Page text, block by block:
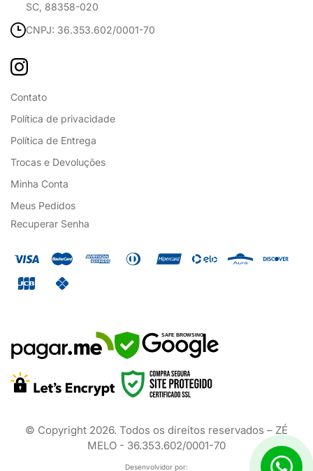
SC, 88358-020
CNPJ: 36.353.602/0001-70
Contato
Política de privacidade
Política de Entrega
Trocas e Devoluções
Minha Conta
Meus Pedidos
Recuperar Senha
SAFE BROWSING
© Copyright 2026. Todos os direitos reservados – ZÉ
MELO - 36.353.602/0001-70
Desenvolvidor por: